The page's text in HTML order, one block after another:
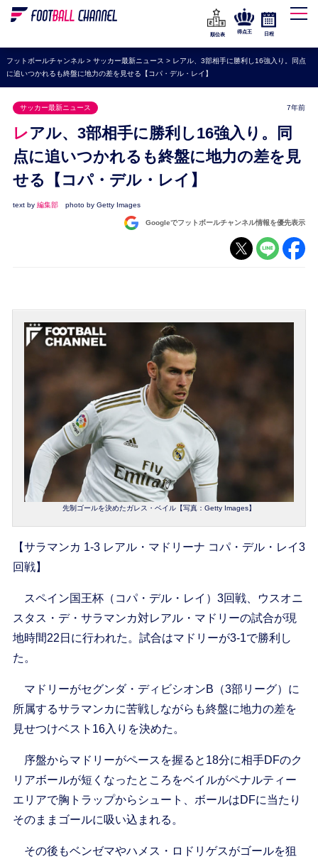
WEリーグ
海外サッカー
プレミアリーグ
ラ・リーガ
セリエA
ブンデスリーガ
UEFA
ナショナルチーム
順位表
得点王 日程
フットボールチャンネル> サッカー最新ニュース > レアル、3部相手に勝利し16強入り。同点
に追いつかれるも終盤に地力の差を見せる【コパ・デル・レイ】
サッカー最新ニュース 7年前
レアル、3部相手に勝利し16強入り。同
点に追いつかれるも終盤に地力の差を見
せる【コパ・デル・レイ】
text by 編集部 photo by Getty Images
Googleでフットボールチャンネル情報を優先表示
先制ゴールを決めたガレス・ベイル【写真：Getty Images】
【サラマンカ 1-3 レアル・マドリーナ コパ・デル・レイ3
回戦】
スペイン国王杯（コパ・デル・レイ）3回戦、ウスオニ
スタス・デ・サラマンカ対レアル・マドリーの試合が現
地時間22日に行われた。試合はマドリーが3-1で勝利し
た。
マドリーがセグンダ・ディビシオンB（3部リーグ）に
所属するサラマンカに苦戦しながらも終盤に地力の差を
見せつけベスト16入りを決めた。
序盤からマドリーがペースを握ると18分に相手DFのク
リアボールが短くなったところをベイルがペナルティー
エリアで胸トラップからシュート、ボールはDFに当たり
そのままゴールに吸い込まれる。
その後もベンゼマやハメス・ロドリゲスがゴールを狙